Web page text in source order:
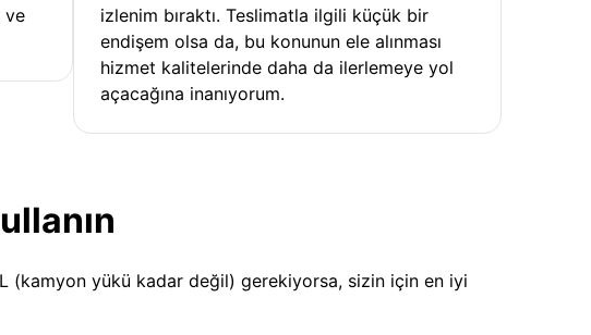
ve
izlenim bıraktı. Teslimatla ilgili küçük bir
endişem olsa da, bu konunun ele alınması
hizmet kalitelerinde daha da ilerlemeye yol
açacağına inanıyorum.
(kamyon yükü kadar değil) gerekiyorsa, sizin için en iyi